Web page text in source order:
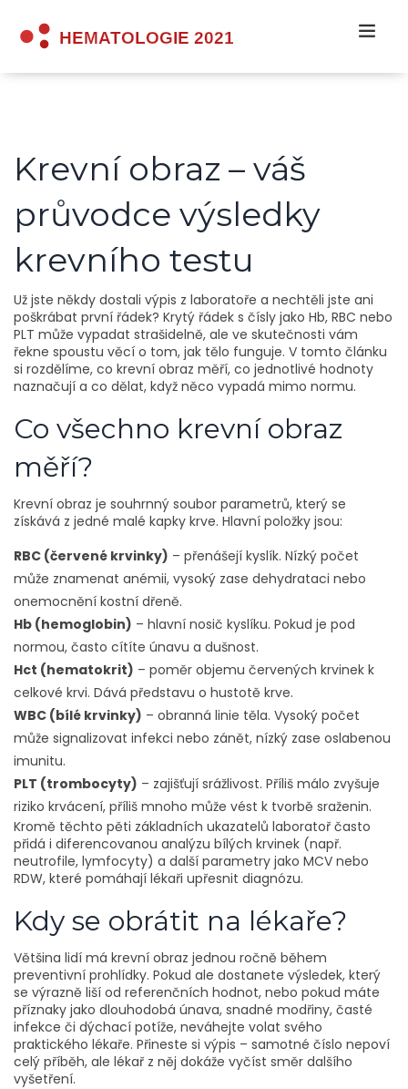
Krevní obraz – váš
průvodce výsledky
krevního testu
Už jste někdy dostali výpis z laboratoře a nechtěli jste ani
poškrábat první řádek? Krytý řádek s čísly jako Hb, RBC nebo
PLT může vypadat strašidelně, ale ve skutečnosti vám
řekne spoustu věcí o tom, jak tělo funguje. V tomto článku
si rozdělíme, co krevní obraz měří, co jednotlivé hodnoty
naznačují a co dělat, když něco vypadá mimo normu.
Co všechno krevní obraz
měří?
Krevní obraz je souhrnný soubor parametrů, který se
získává z jedné malé kapky krve. Hlavní položky jsou:
RBC (červené krvinky) – přenášejí kyslík. Nízký počet
může znamenat anémii, vysoký zase dehydrataci nebo
onemocnění kostní dřeně.
Hb (hemoglobin) – hlavní nosič kyslíku. Pokud je pod
normou, často cítíte únavu a dušnost.
Hct (hematokrit) – poměr objemu červených krvinek k
celkové krvi. Dává představu o hustotě krve.
WBC (bílé krvinky) – obranná linie těla. Vysoký počet
může signalizovat infekci nebo zánět, nízký zase oslabenou
imunitu.
PLT (trombocyty) – zajišťují srážlivost. Příliš málo zvyšuje
riziko krvácení, příliš mnoho může vést k tvorbě sraženin.
Kromě těchto pěti základních ukazatelů laboratoř často
přidá i diferencovanou analýzu bílých krvinek (např.
neutrofile, lymfocyty) a další parametry jako MCV nebo
RDW, které pomáhají lékaři upřesnit diagnózu.
Kdy se obrátit na lékaře?
Většina lidí má krevní obraz jednou ročně během
preventivní prohlídky. Pokud ale dostanete výsledek, který
se výrazně liší od referenčních hodnot, nebo pokud máte
příznaky jako dlouhodobá únava, snadné modřiny, časté
infekce či dýchací potíže, neváhejte volat svého
praktického lékaře. Přineste si výpis – samotné číslo nepoví
celý příběh, ale lékař z něj dokáže vyčíst směr dalšího
vyšetření.